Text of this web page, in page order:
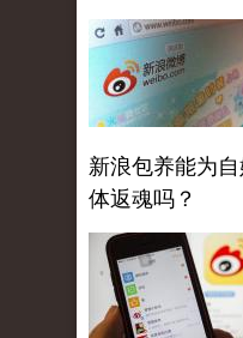
新浪包养能为自
体返魂吗？